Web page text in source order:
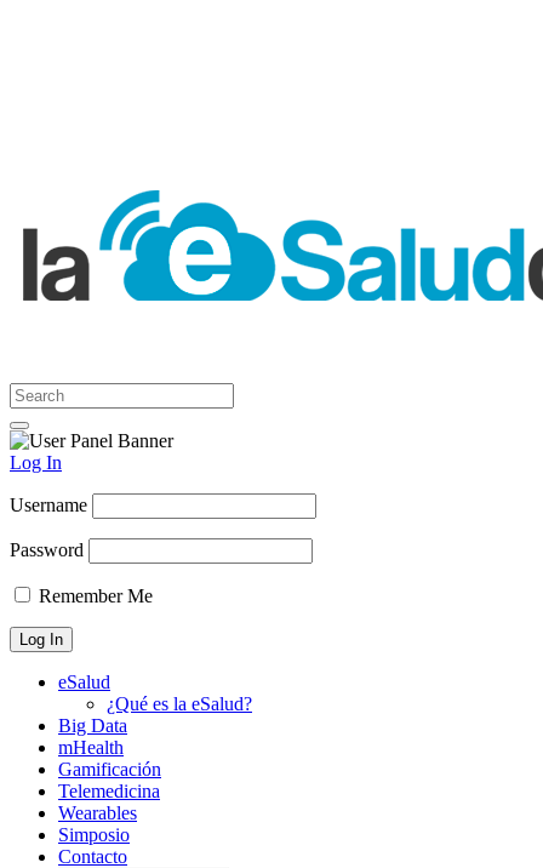
Log In
Username
Password
Remember Me
eSalud
¿Qué es la eSalud?
Big Data
mHealth
Gamificación
Telemedicina
Wearables
Simposio
Contacto